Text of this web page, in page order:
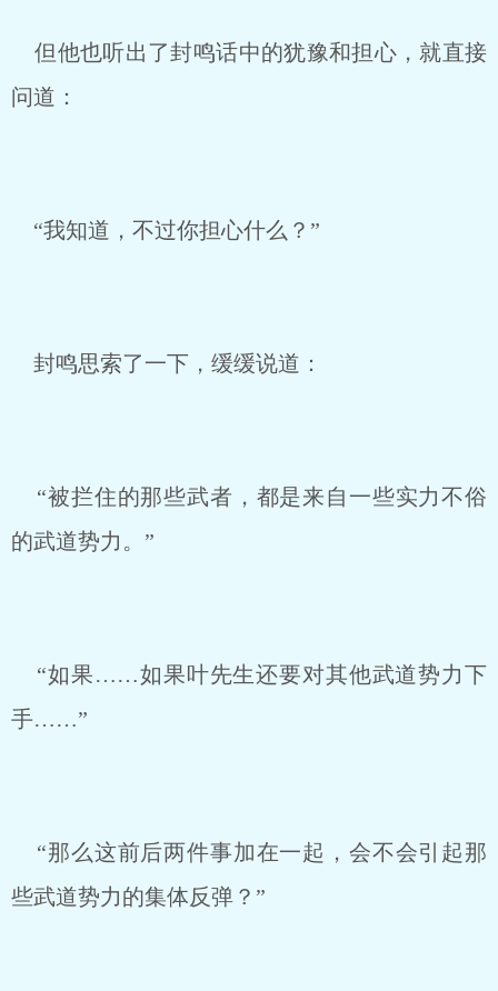
但他也听出了封鸣话中的犹豫和担心，就直接
问道：
“我知道，不过你担心什么？”
封鸣思索了一下，缓缓说道：
“被拦住的那些武者，都是来自一些实力不俗
的武道势力。”
“如果……如果叶先生还要对其他武道势力下
手……”
“那么这前后两件事加在一起，会不会引起那
些武道势力的集体反弹？”